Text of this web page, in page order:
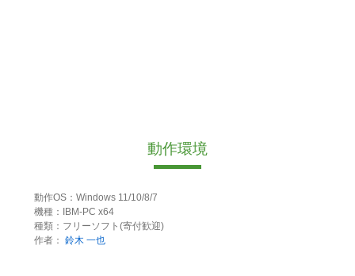
動作環境
動作OS：Windows 11/10/8/7
機種：IBM-PC x64
種類：フリーソフト(寄付歓迎)
作者： 鈴木 一也